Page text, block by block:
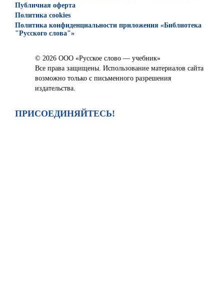
Публичная оферта
Политика cookies
Политика конфиденциальности приложения «Библиотека
"Русского слова"»
© 2026 ООО «Русское слово — учебник»
Все права защищены. Использование материалов сайта
возможно только с письменного разрешения
издательства.
ПРИСОЕДИНЯЙТЕСЬ!